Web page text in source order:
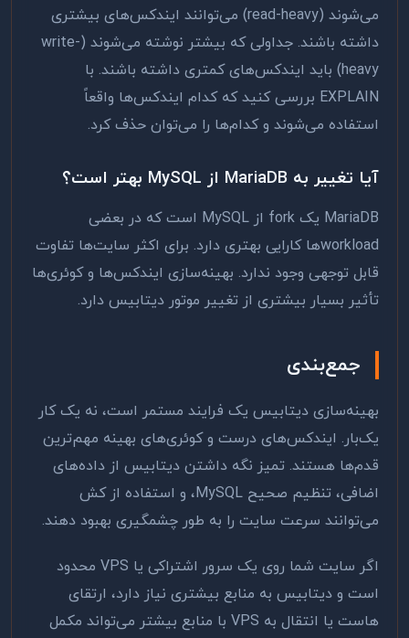
می‌شوند (read-heavy) می‌توانند ایندکس‌های بیشتری
داشته باشند. جداولی که بیشتر نوشته می‌شوند (write-
heavy) باید ایندکس‌های کمتری داشته باشند. با
EXPLAIN بررسی کنید که کدام ایندکس‌ها واقعاً
استفاده می‌شوند و کدام‌ها را می‌توان حذف کرد.
آیا تغییر به MariaDB از MySQL بهتر است؟
MariaDB یک fork از MySQL است که در بعضی
workloadها کارایی بهتری دارد. برای اکثر سایت‌ها تفاوت
قابل توجهی وجود ندارد. بهینه‌سازی ایندکس‌ها و کوئری‌ها
تأثیر بسیار بیشتری از تغییر موتور دیتابیس دارد.
جمع‌بندی
بهینه‌سازی دیتابیس یک فرایند مستمر است، نه یک کار
یک‌بار. ایندکس‌های درست و کوئری‌های بهینه مهم‌ترین
قدم‌ها هستند. تمیز نگه داشتن دیتابیس از داده‌های
اضافی، تنظیم صحیح MySQL، و استفاده از کش
می‌توانند سرعت سایت را به طور چشمگیری بهبود دهند.
اگر سایت شما روی یک سرور اشتراکی یا VPS محدود
است و دیتابیس به منابع بیشتری نیاز دارد، ارتقای
هاست یا انتقال به VPS با منابع بیشتر می‌تواند مکمل